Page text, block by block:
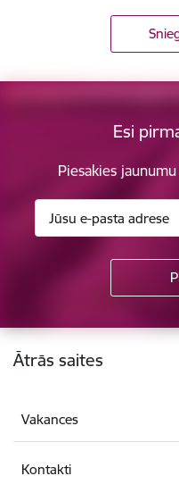
Esi
Piesakies
Kājene
Ātrās saites
Vakances
Kontakti